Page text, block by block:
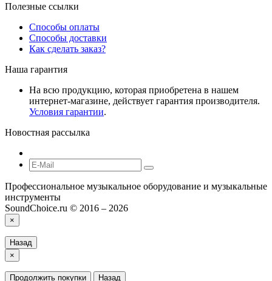
Полезные ссылки
Способы оплаты
Способы доставки
Как сделать заказ?
Наша гарантия
На всю продукцию, которая приобретена в нашем
интернет-магазине, действует гарантия производителя.
Условия гарантии.
Новостная рассылка
Профессиональное музыкальное оборудование и музыкальные
инструменты
SoundChoice.ru © 2016 – 2026
×
Назад
×
Продолжить покупки Назад